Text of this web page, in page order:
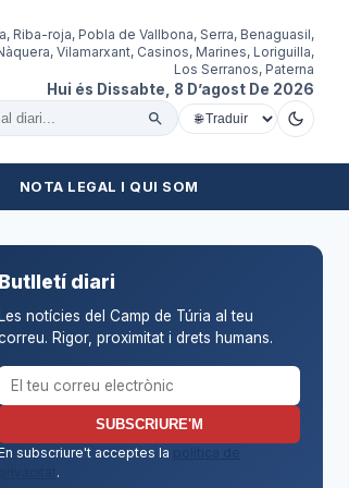
Riba-roja, Pobla de Vallbona, Serra, Benaguasil,
Vilamarxant, Casinos, Marines, Loriguilla,
Los Serranos, Paterna
Hui és Dissabte, 8 D’agost De 2026
al diari
NOTA LEGAL I QUI SOM
Butlletí diari
Les notícies del Camp de Túria al teu
Rigor, proximitat i drets humans.
electrònic per al butlletí
SUBSCRIURE'M
subscriure't acceptes la
política de
.